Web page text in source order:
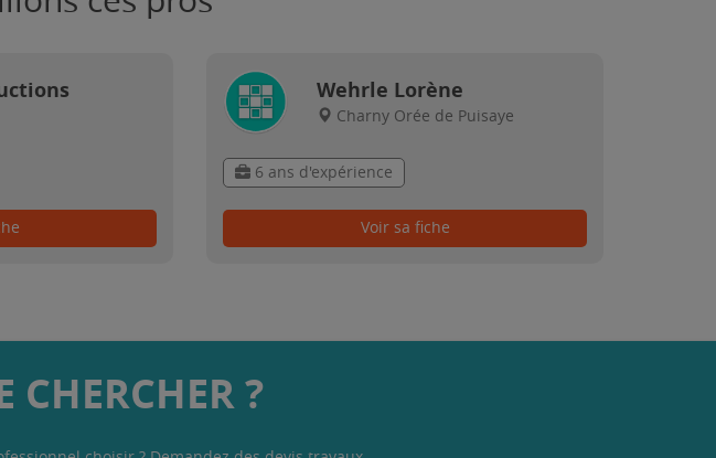
Wehrle Lorène
Charny Orée de Puisaye
6 ans d'expérience
Voir sa fiche
CHERCHER ?